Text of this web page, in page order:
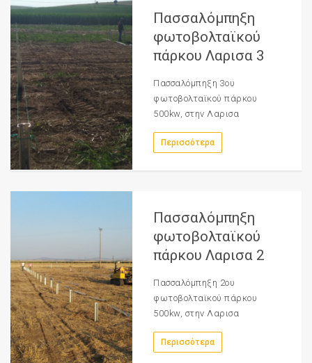
Πασσαλόμπηξη
φωτοβολταϊκού
πάρκου Λαρισα 3
Πασσαλόμπηξη 3ου
φωτοβολταϊκού πάρκου
500kw, στην Λαρισα
Περισσότερα
Πασσαλόμπηξη
φωτοβολταϊκού
πάρκου Λαρισα 2
Πασσαλόμπηξη 2ου
φωτοβολταϊκού πάρκου
500kw, στην Λαρισα
Περισσότερα